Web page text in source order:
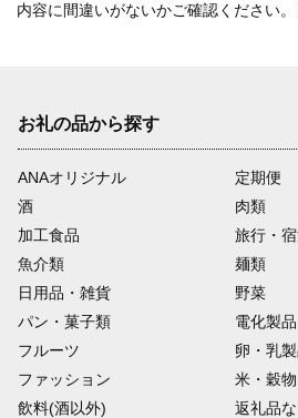
内容に間違いがないかご確認ください。
お礼の品から探す
ANAオリジナル
定期便
酒
肉類
加工食品
旅行・
魚介類
麺類
日用品・雑貨
野菜
パン・菓子類
電化製品
フルーツ
卵・乳
ファッション
米・穀物
飲料(酒以外)
返礼品な